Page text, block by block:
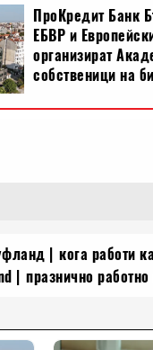
кога работи
празнично